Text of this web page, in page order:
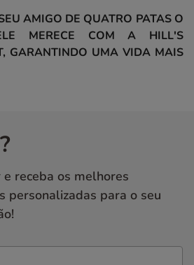
AMIGO DE QUATRO PATAS O
MERECE COM A HILL'S
GARANTINDO UMA VIDA MAIS
receba os melhores
personalizadas para o seu